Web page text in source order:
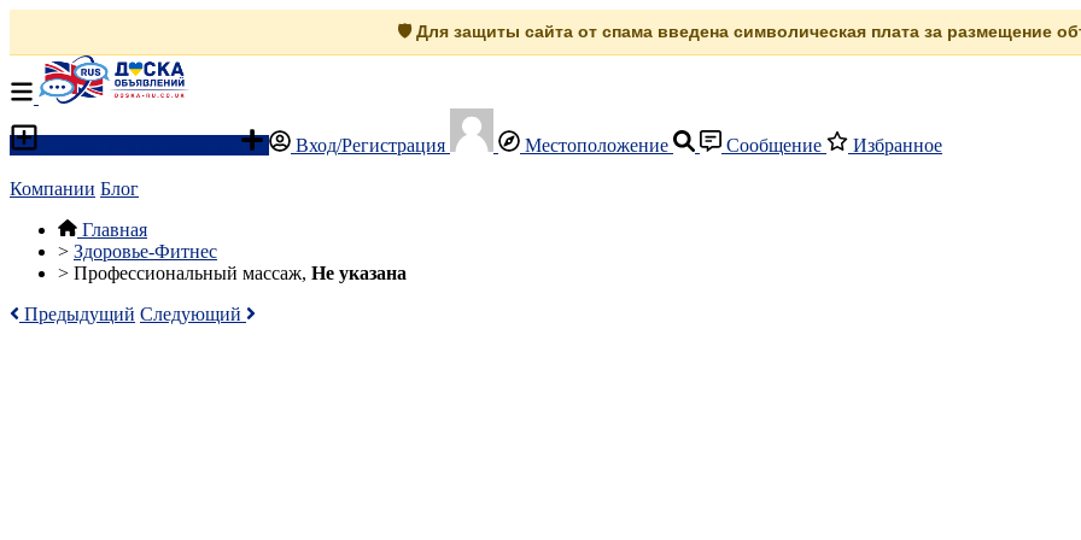
🛡️ Для защиты сайта от спама введена символическая плата за размещение
Вход/Регистрация Местоположение Сообщение Избранное
Компании Блог
Главная
> Здоровье-Фитнес
> Профессиональный массаж, Не указана
Предыдущий Следующий